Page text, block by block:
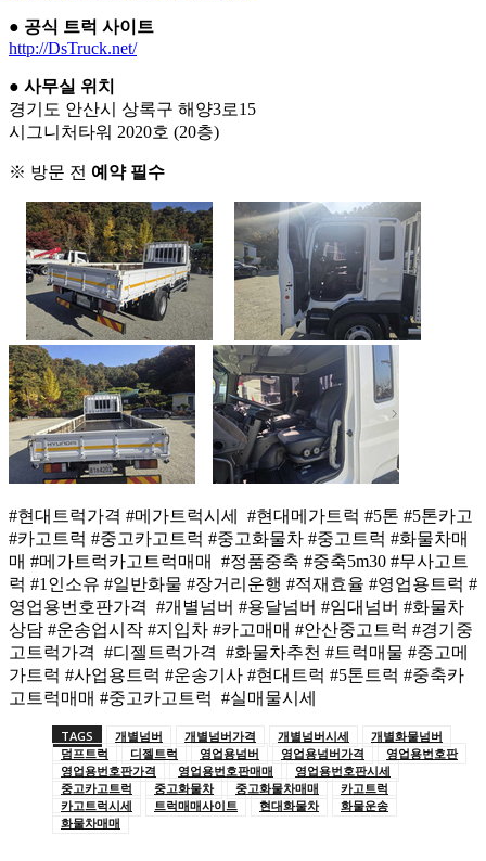
● 공식 트럭 사이트
http://DsTruck.net/
● 사무실 위치
경기도 안산시 상록구 해양3로15
시그니처타워 2020호 (20층)
※ 방문 전 예약 필수
#현대트럭가격 #메가트럭시세 #현대메가트럭 #5톤 #5톤카고
#카고트럭 #중고카고트럭 #중고화물차 #중고트럭 #화물차매
매 #메가트럭카고트럭매매 #정품중축 #중축5m30 #무사고트
럭 #1인소유 #일반화물 #장거리운행 #적재효율 #영업용트럭 #
영업용번호판가격 #개별넘버 #용달넘버 #임대넘버 #화물차
상담 #운송업시작 #지입차 #카고매매 #안산중고트럭 #경기중
고트럭가격 #디젤트럭가격 #화물차추천 #트럭매물 #중고메
가트럭 #사업용트럭 #운송기사 #현대트럭 #5톤트럭 #중축카
고트럭매매 #중고카고트럭 #실매물시세
TAGS 개별넘버 개별넘버가격 개별넘버시세
개별화물넘버
덤프트럭
디젤트럭 영업용넘버 영업용넘버가격
영업용번호판
영업용번호판가격
영업용번호판매매
영업용번호판시세
중고카고트럭
중고화물차 중고화물차매매
카고트럭
카고트럭시세
트럭매매사이트 현대화물차
화물운송
화물차매매